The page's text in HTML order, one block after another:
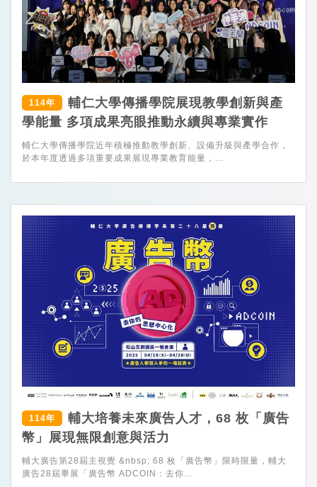
114年
輔仁大學傳播學院展現教學創新與產
學能量 多項成果亮眼推動永續與專業實作
輔仁大學傳播學院近年積極推動教學創新、設備升級與產學合作，
於本年度透過多項重要成果展現專業教育能量，...
114年
輔大培養未來廣告人才，68 枚「廣告
幣」展現無限創意與活力
輔大廣告第28屆主視覺 &nbsp; 68 枚「廣告幣」限時限量，輔大
廣告28屆畢展「廣告幣 ADCOIN：去你...